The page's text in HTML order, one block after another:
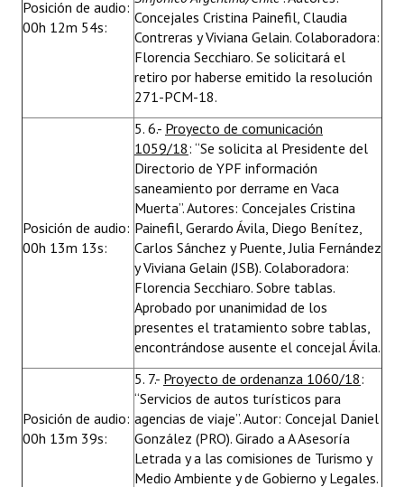
Posición de audio:
00h 12m 54s:
Concejales Cristina Painefil, Claudia
Contreras y Viviana Gelain. Colaboradora:
Florencia Secchiaro. Se solicitará el
retiro por haberse emitido la resolución
271-PCM-18.
Posición de audio:
00h 13m 13s:
5. 6.- Proyecto de comunicación
1059/18: “Se solicita al Presidente del
Directorio de YPF información
saneamiento por derrame en Vaca
Muerta”. Autores: Concejales Cristina
Painefil, Gerardo Ávila, Diego Benítez,
Carlos Sánchez y Puente, Julia Fernández
y Viviana Gelain (JSB). Colaboradora:
Florencia Secchiaro. Sobre tablas.
Aprobado por unanimidad de los
presentes el tratamiento sobre tablas,
encontrándose ausente el concejal Ávila.
Posición de audio:
00h 13m 39s:
5. 7.- Proyecto de ordenanza 1060/18:
“Servicios de autos turísticos para
agencias de viaje”. Autor: Concejal Daniel
González (PRO). Girado a A Asesoría
Letrada y a las comisiones de Turismo y
Medio Ambiente y de Gobierno y Legales.